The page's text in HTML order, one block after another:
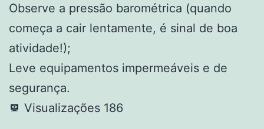
Observe a pressão barométrica (quando
começa a cair lentamente, é sinal de boa
atividade!);
Leve equipamentos impermeáveis e de
segurança.
Visualizações 186